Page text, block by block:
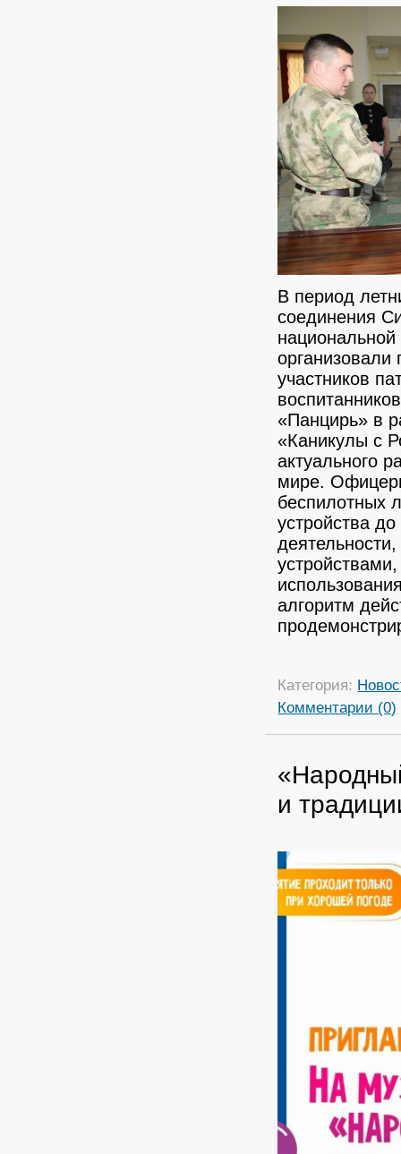
В период
соединения
организовали
участников
«Панцирь» в
«Каникулы с
актуального
мире.
беспилотных
устройства
алгоритм
Категория:
Комментарии (0)
и